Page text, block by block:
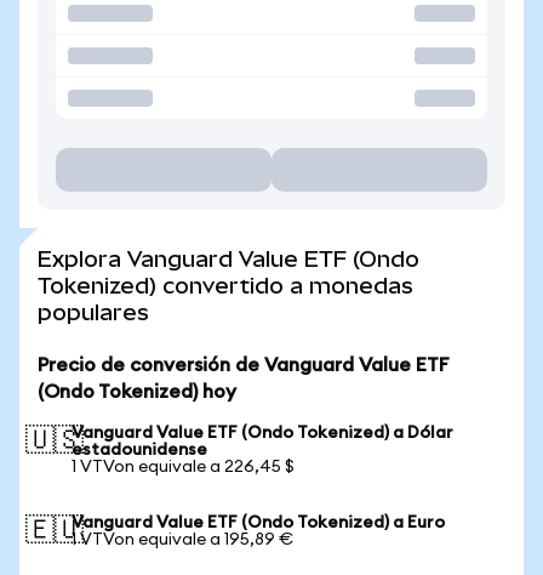
Explora Vanguard Value ETF (Ondo
Tokenized) convertido a monedas
populares
Precio de conversión de Vanguard Value ETF
(Ondo Tokenized) hoy
🇺🇸Vanguard Value ETF (Ondo Tokenized) a Dólar
estadounidense
1 VTVon equivale a 226,45 $
🇪🇺Vanguard Value ETF (Ondo Tokenized) a Euro
1 VTVon equivale a 195,89 €